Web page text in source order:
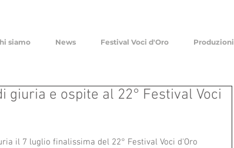
siamo News Festival Voci d'Oro Produzioni
giuria e ospite al 22° Festival Voci
il 7 luglio finalissima del 22° Festival Voci d'Oro